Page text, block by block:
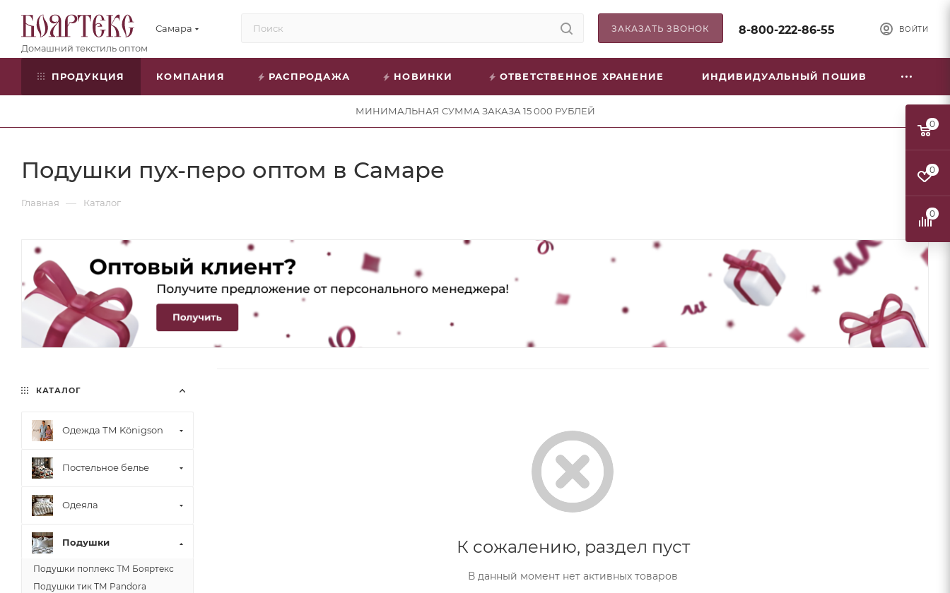
Самара ЗАКАЗАТЬ ЗВОНОК ВОЙТИ
8-800-222-86-55
ПРОДУКЦИЯ КОМПАНИЯ РАСПРОДАЖА НОВИНКИ ОТВЕТСТВЕННОЕ ХРАНЕНИЕ ИНДИВИДУАЛЬНЫЙ ПОШИВ
МИНИМАЛЬНАЯ СУММА ЗАКАЗА 15 000 РУБЛЕЙ
Подушки пух-перо оптом в Самаре
Главная — Каталог
К сожалению, раздел пуст
В данный момент нет активных товаров
КАТАЛОГ
Одежда ТМ Königson
Постельное белье
Одеяла
Подушки
Подушки поплекс ТМ Бояртекс
Подушки тик ТМ Pandora
0
0
0